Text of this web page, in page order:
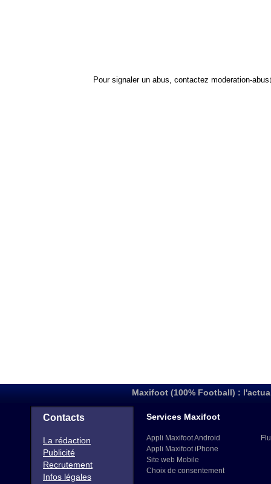
Pour signaler un abus, contactez moderation-
Maxifoot (100% Football) :
Contacts
La rédaction
Publicité
Recrutement
Infos légales
Services Maxifoot
Appli Maxifoot Android
Appli Maxifoot iPhone
Site web Mobile
Choix de consentement